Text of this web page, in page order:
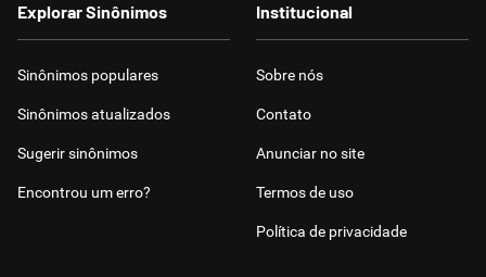
Explorar Sinônimos
Sinônimos populares
Sinônimos atualizados
Sugerir sinônimos
Encontrou um erro?
Institucional
Sobre nós
Contato
Anunciar no site
Termos de uso
Política de privacidade